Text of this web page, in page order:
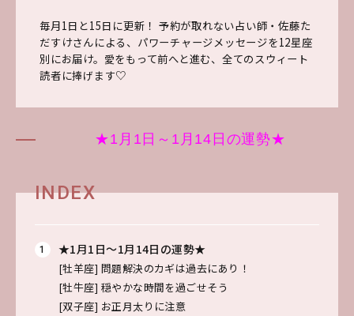
毎月1日と15日に更新！ 予約が取れない占い師・佐藤た
だすけさんによる、パワーチャージメッセージを12星座
別にお届け。愛をもって前へと進む、全てのスウィート
読者に捧げます♡
★1月1日～1月14日の運勢★
INDEX
★1月1日～1月14日の運勢★
[牡羊座] 問題解決のカギは過去にあり！
[牡牛座] 穏やかな時間を過ごせそう
[双子座] お正月太りに注意